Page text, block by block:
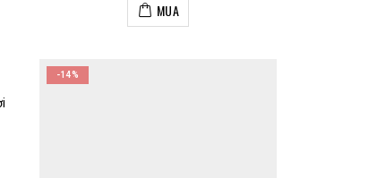
MUA
-14%